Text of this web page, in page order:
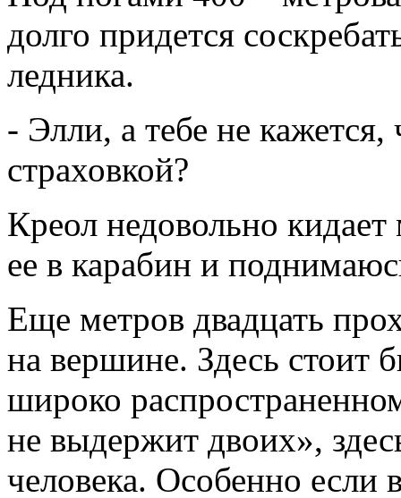
долго придется
ледника.
- Элли, а тебе не кажется,
страховкой?
Креол недовольно
ее в карабин и
Еще метров двадцать
на вершине. Здесь стоит
широко
не выдержит двоих»,
человека. Особенно если